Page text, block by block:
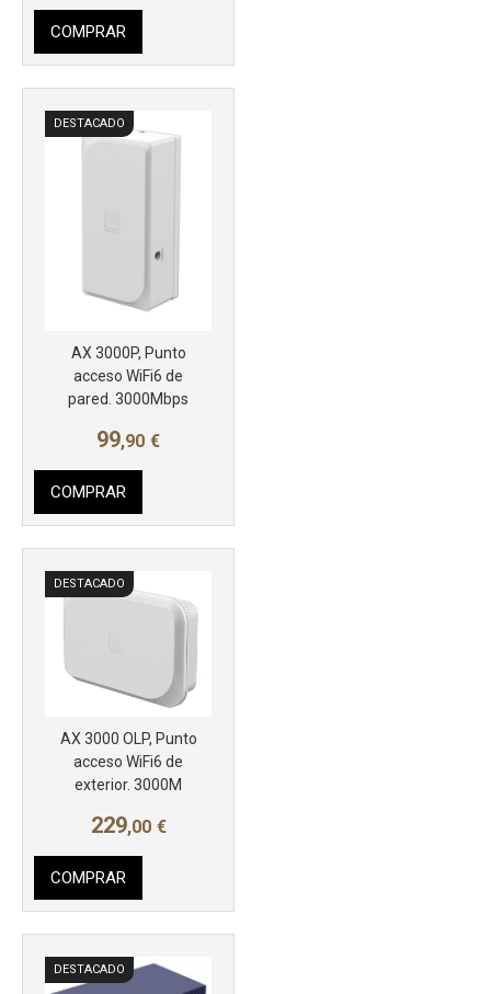
COMPRAR
DESTACADO
AX 3000P, Punto
acceso WiFi6 de
pared. 3000Mbps
99,90 €
COMPRAR
DESTACADO
AX 3000 OLP, Punto
acceso WiFi6 de
exterior. 3000M
229,00 €
COMPRAR
DESTACADO